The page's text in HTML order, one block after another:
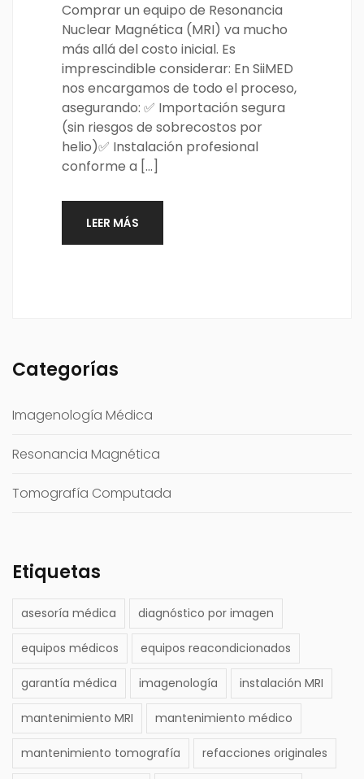
Comprar un equipo de Resonancia
Nuclear Magnética (MRI) va mucho
más allá del costo inicial. Es
imprescindible considerar: En SiiMED
nos encargamos de todo el proceso,
asegurando: ✅ Importación segura
(sin riesgos de sobrecostos por
helio)✅ Instalación profesional
conforme a […]
LEER MÁS
Categorías
Imagenología Médica
Resonancia Magnética
Tomografía Computada
Etiquetas
asesoría médica diagnóstico por imagen
equipos médicos equipos reacondicionados
garantía médica imagenología instalación MRI
mantenimiento MRI mantenimiento médico
mantenimiento tomografía refacciones originales